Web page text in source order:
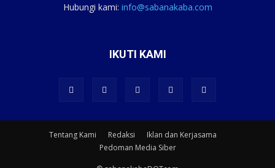
Hubungi kami: info@sabanakaba.com
IKUTI KAMI
Tentang Kami Redaksi
Iklan dan Kerjasama
Pedoman Media Siber